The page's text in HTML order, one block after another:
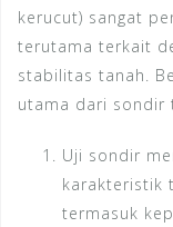
kerucut) sangat
terutama terkait
stabilitas tanah.
utama dari sondir
Uji sondir
karakteristik
termasuk